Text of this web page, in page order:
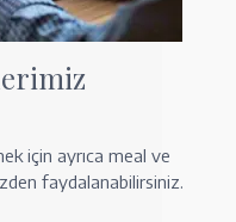
için ayrıca meal ve
faydalanabilirsiniz.